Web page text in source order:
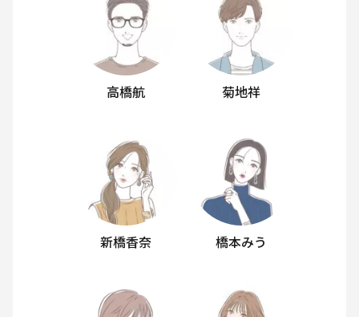
高橋航 菊地祥
新橋香奈 橋本みう